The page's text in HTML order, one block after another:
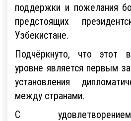
поддержки и пожелания
предстоящих
Узбекистане.
Подчёркнуто, что этот
уровне является первым
установления
между странами.
С